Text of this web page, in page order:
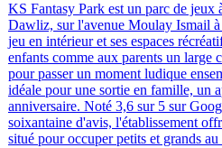
KS Fantasy Park est un parc de jeux
Dawliz, sur l'avenue Moulay Ismail à
jeu en intérieur et ses espaces
enfants comme aux parents un large
pour passer un moment ludique
idéale pour une sortie en famille, un
anniversaire. Noté 3,6 sur 5 sur
soixantaine d'avis, l'établissement
situé pour occuper petits et grands